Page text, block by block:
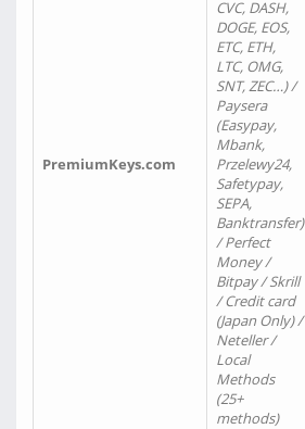
PremiumKeys.com
CVC, DASH,
DOGE, EOS,
ETC, ETH,
LTC, OMG,
SNT, ZEC…) /
Paysera
(Easypay,
Mbank,
Przelewy24,
Safetypay,
SEPA,
Banktransfer)
/ Perfect
Money /
Bitpay / Skrill
/ Credit card
(Japan Only) /
Neteller /
Local
Methods
(25+
methods)